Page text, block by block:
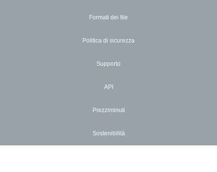
Formati dei file
Politica di sicurezza
Supporto
API
Prezziminuti
Sostenibilità